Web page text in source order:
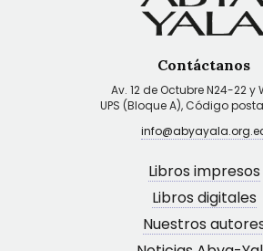
Contáctanos
Av. 12 de Octubre N24-22 y
UPS (Bloque A), Código
Libros impresos
Libros digitales
Nuestros